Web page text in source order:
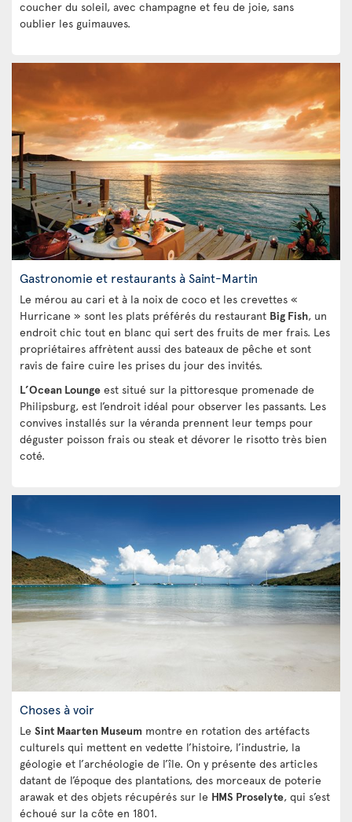
coucher du soleil, avec champagne et feu de joie, sans
oublier les guimauves.
Gastronomie et restaurants à Saint-Martin
Le mérou au cari et à la noix de coco et les crevettes «
Hurricane » sont les plats préférés du restaurant Big Fish, un
endroit chic tout en blanc qui sert des fruits de mer frais. Les
propriétaires affrètent aussi des bateaux de pêche et sont
ravis de faire cuire les prises du jour des invités.
L’Ocean Lounge est situé sur la pittoresque promenade de
Philipsburg, est l’endroit idéal pour observer les passants. Les
convives installés sur la véranda prennent leur temps pour
déguster poisson frais ou steak et dévorer le risotto très bien
coté.
Choses à voir
Le Sint Maarten Museum montre en rotation des artéfacts
culturels qui mettent en vedette l’histoire, l’industrie, la
géologie et l’archéologie de l’île. On y présente des articles
datant de l’époque des plantations, des morceaux de poterie
arawak et des objets récupérés sur le HMS Proselyte, qui s’est
échoué sur la côte en 1801.